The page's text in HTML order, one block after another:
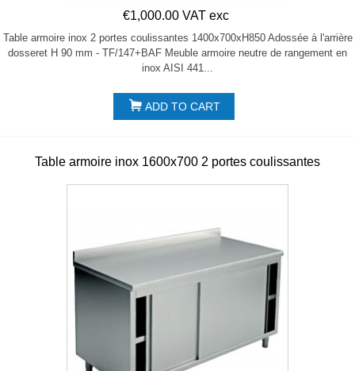
€1,000.00 VAT exc
Table armoire inox 2 portes coulissantes 1400x700xH850 Adossée à l'arrière
dosseret H 90 mm - TF/147+BAF Meuble armoire neutre de rangement en
inox AISI 441...
ADD TO CART
Table armoire inox 1600x700 2 portes coulissantes